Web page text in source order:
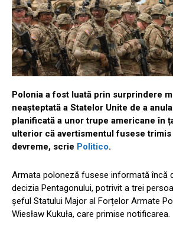
Polonia a fost luată prin surprindere
neașteptată a Statelor Unite de a
planificată a unor trupe americane în
ulterior că avertismentul fusese
devreme, scrie Politico.
Armata poloneză fusese informată încă
decizia Pentagonului, potrivit a trei
șeful Statului Major al Forțelor Armate
Wiesław Kukuła, care primise notificarea.